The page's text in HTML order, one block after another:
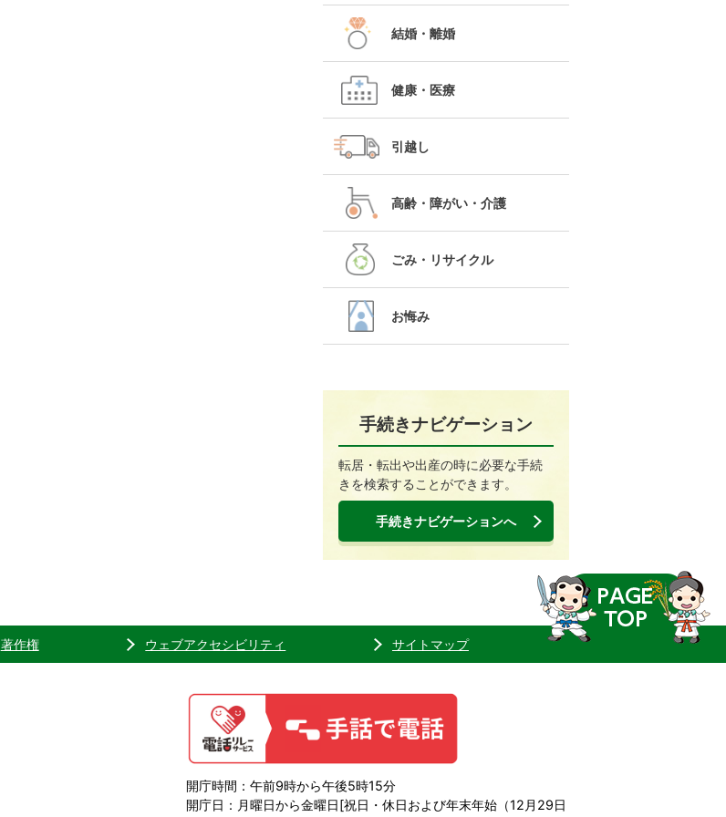
結婚・離婚
健康・医療
引越し
高齢・障がい・介護
ごみ・リサイクル
お悔み
手続きナビゲーション
転居・転出や出産の時に必要な手続
きを検索することができます。
手続きナビゲーションへ
著作権 ウェブアクセシビリティ サイトマップ
開庁時間：午前9時から午後5時15分
開庁日：月曜日から金曜日[祝日・休日および年末年始（12月29日